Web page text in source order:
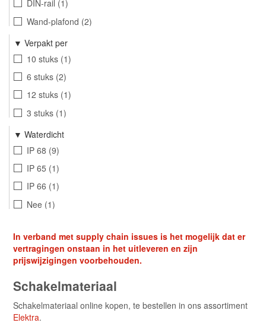
DIN-rail
1
Wand-plafond 2
Verpakt per
10 stuks 1
6 stuks 2
12 stuks 1
3 stuks 1
Waterdicht
IP 68 9
IP 65 1
IP 66 1
Nee 1
In verband met supply chain issues is het mogelijk dat er
vertragingen onstaan in het uitleveren en zijn
prijswijzigingen voorbehouden.
Schakelmateriaal
Schakelmateriaal online kopen, te bestellen in ons assortiment
Elektra.